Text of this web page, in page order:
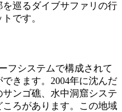
巡るダイブサファリの行
です。
フシステムで構成されて
きます。2004年に沈んだ
ンゴ礁、水中洞窟システ
ろがあります。この地域